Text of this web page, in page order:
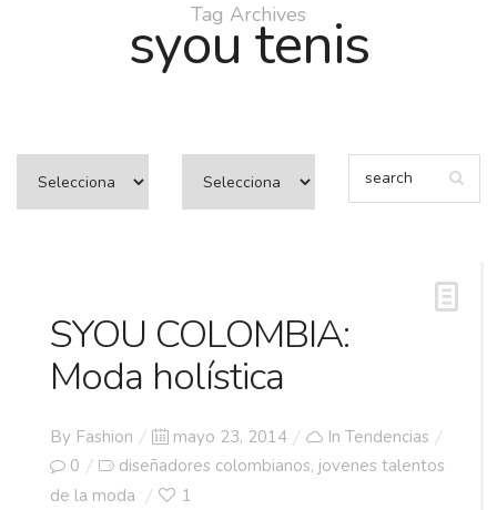
Tag Archives
syou tenis
SYOU COLOMBIA:
Moda holística
By Fashion
Posted
on
mayo 23, 2014 In Tendencias
0
diseñadores colombianos, jovenes talentos
de la moda
1